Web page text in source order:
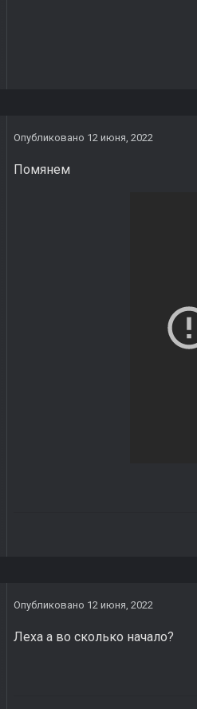
Опубликовано 12 июня, 2022
Помянем
Опубликовано 12 июня, 2022
Леха а во сколько начало?